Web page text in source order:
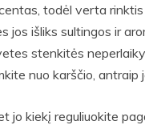
todėl verta
išliks sultingos ir
stenkitės
nuo karščio, antraip
jo kiekį reguliuokite